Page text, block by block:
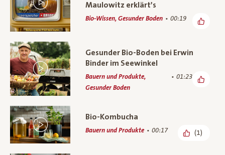
Maulowitz erklärt’s
Bio-Wissen, Gesunder Boden 00:19
Gesunder Bio-Boden bei Erwin
Binder im Seewinkel
Bauern und Produkte,
Gesunder Boden
01:23
Bio-Kombucha
Bauern und Produkte 00:17 (1)